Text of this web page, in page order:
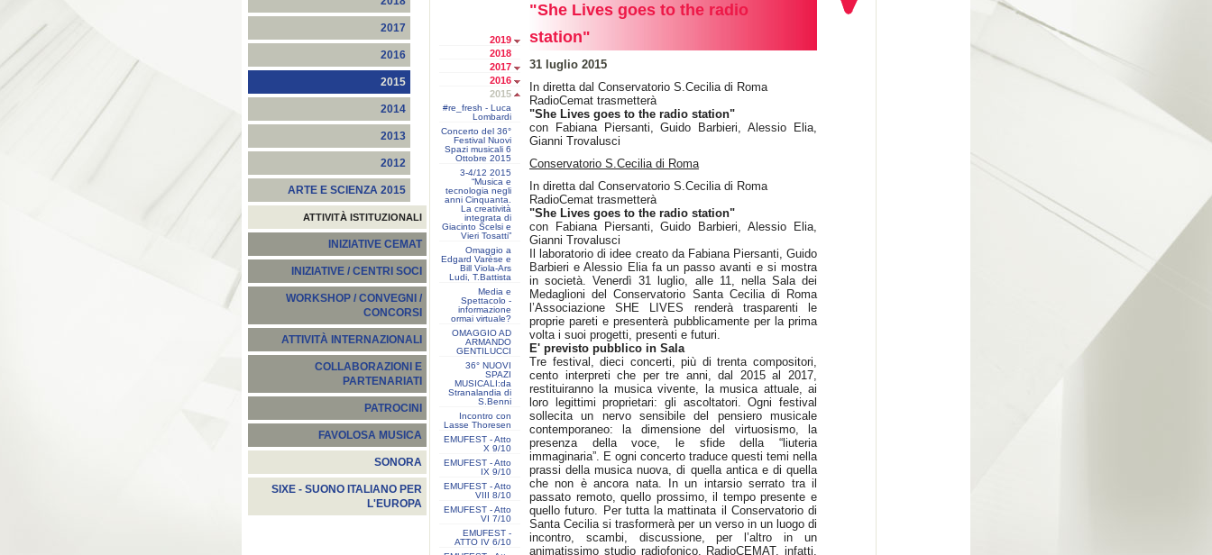
2017
2016
2015
2014
2013
2012
ARTE E SCIENZA 2015
ATTIVITÀ ISTITUZIONALI
INIZIATIVE CEMAT
INIZIATIVE / CENTRI SOCI
WORKSHOP / CONVEGNI /
CONCORSI
ATTIVITÀ INTERNAZIONALI
COLLABORAZIONI E
PARTENARIATI
PATROCINI
FAVOLOSA MUSICA
SONORA
SIXE - SUONO ITALIANO PER
L'EUROPA
2019
2018
2017
2016
2015
#re_fresh - Luca
Lombardi
Concerto del 36°
Festival Nuovi
Spazi musicali 6
Ottobre 2015
3-4/12 2015
“Musica e
tecnologia negli
anni Cinquanta.
La creatività
integrata di
Giacinto Scelsi e
Vieri Tosatti”
Omaggio a
Edgard Varèse e
Bill Viola-Ars
Ludi, T.Battista
Media e
Spettacolo -
informazione
ormai virtuale?
OMAGGIO AD
ARMANDO
GENTILUCCI
36° NUOVI
SPAZI
MUSICALI:da
Stranalandia di
S.Benni
Incontro con
Lasse Thoresen
EMUFEST - Atto
X 9/10
EMUFEST - Atto
IX 9/10
EMUFEST - Atto
VIII 8/10
EMUFEST - Atto
VI 7/10
EMUFEST -
ATTO IV 6/10
"She Lives goes to the radio
station"
31 luglio 2015
In diretta dal Conservatorio S.Cecilia di Roma
RadioCemat trasmetterà
"She Lives goes to the radio station"
con Fabiana Piersanti, Guido Barbieri, Alessio Elia,
Gianni Trovalusci
Conservatorio S.Cecilia di Roma
In diretta dal Conservatorio S.Cecilia di Roma
RadioCemat trasmetterà
"She Lives goes to the radio station"
con Fabiana Piersanti, Guido Barbieri, Alessio Elia,
Gianni Trovalusci
Il laboratorio di idee creato da Fabiana Piersanti, Guido
Barbieri e Alessio Elia fa un passo avanti e si mostra
in società. Venerdì 31 luglio, alle 11, nella Sala dei
Medaglioni del Conservatorio Santa Cecilia di Roma
l’Associazione SHE LIVES renderà trasparenti le
proprie pareti e presenterà pubblicamente per la prima
volta i suoi progetti, presenti e futuri.
E' previsto pubblico in Sala
Tre festival, dieci concerti, più di trenta compositori,
cento interpreti che per tre anni, dal 2015 al 2017,
restituiranno la musica vivente, la musica attuale, ai
loro legittimi proprietari: gli ascoltatori. Ogni festival
sollecita un nervo sensibile del pensiero musicale
contemporaneo: la dimensione del virtuosismo, la
presenza della voce, le sfide della “liuteria
immaginaria”. E ogni concerto traduce questi temi nella
prassi della musica nuova, di quella antica e di quella
che non è ancora nata. In un intarsio serrato tra il
passato remoto, quello prossimo, il tempo presente e
quello futuro. Per tutta la mattinata il Conservatorio di
Santa Cecilia si trasformerà per un verso in un luogo di
incontro, scambi, discussione, per l’altro in un
animatissimo studio radiofonico. RadioCEMAT, infatti,